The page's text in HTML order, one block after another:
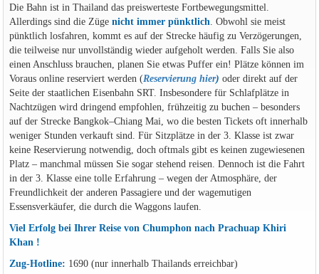
Die Bahn ist in Thailand das preiswerteste Fortbewegungsmittel.
Allerdings sind die Züge nicht immer pünktlich . Obwohl sie meist
pünktlich losfahren, kommt es auf der Strecke häufig zu Verzögerungen,
die teilweise nur unvollständig wieder aufgeholt werden. Falls Sie also
einen Anschluss brauchen, planen Sie etwas Puffer ein! Plätze können im
Voraus online reserviert werden (Reservierung hier) oder direkt auf der
Seite der staatlichen Eisenbahn SRT. Insbesondere für Schlafplätze in
Nachtzügen wird dringend empfohlen, frühzeitig zu buchen – besonders
auf der Strecke Bangkok–Chiang Mai, wo die besten Tickets oft innerhalb
weniger Stunden verkauft sind. Für Sitzplätze in der 3. Klasse ist zwar
keine Reservierung notwendig, doch oftmals gibt es keinen zugewiesenen
Platz – manchmal müssen Sie sogar stehend reisen. Dennoch ist die Fahrt
in der 3. Klasse eine tolle Erfahrung – wegen der Atmosphäre, der
Freundlichkeit der anderen Passagiere und der wagemutigen
Essensverkäufer, die durch die Waggons laufen.
Viel Erfolg bei Ihrer Reise von Chumphon nach Prachuap Khiri
Khan !
Zug-Hotline: 1690 (nur innerhalb Thailands erreichbar)